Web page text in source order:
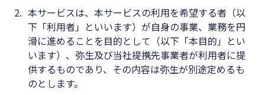
#資金調達
#DX
#生産性向上
向上
#人材育
#店舗経
2. 本サービスは、本サービスの利用を希望する者（以
下「利用者」といいます）が自身の事業、業務を円
滑に進めることを目的として（以下「本目的」とい
います）、弥生及び当社提携先事業者が利用者に提
供するものであり、その内容は弥生が別途定めるも
のとします。